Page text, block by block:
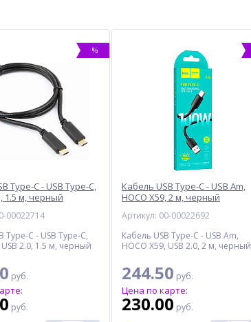
%
Type-C - USB Type-C,
1.5 м, черный
00022714
Type-C - USB Type-C,
USB 2.0, 1.5 м, черный
руб.
руб.
Кабель USB Type-C - USB Am,
HOCO X59, 2 м, черный
Артикул: 00-00022692
Кабель USB Type-C - USB Am,
HOCO X59, USB 2.0, 2 м, черный
244.50 руб.
Цена по карте:
230.00 руб.